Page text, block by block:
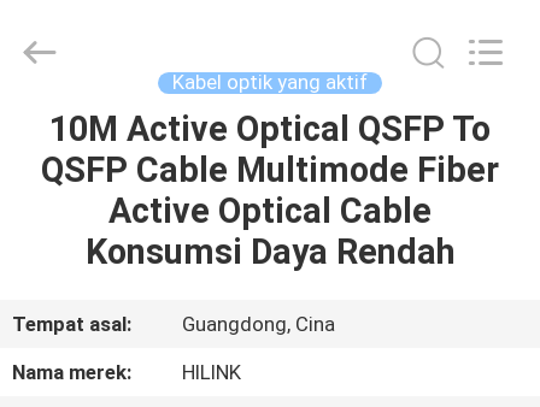
RUMAH
PRODUK
KAMI
Technology
Co.,Ltd..
Kabel optik yang aktif
10M Active Optical QSFP To
QSFP Cable Multimode Fiber
Active Optical Cable
Konsumsi Daya Rendah
Tempat asal:
Guangdong, Cina
Nama merek:
HILINK